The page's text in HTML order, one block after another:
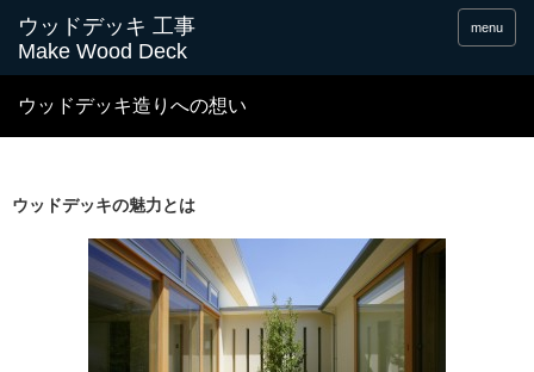
menu
ウッドデッキ造りへの想い
ウッドデッキの魅力とは